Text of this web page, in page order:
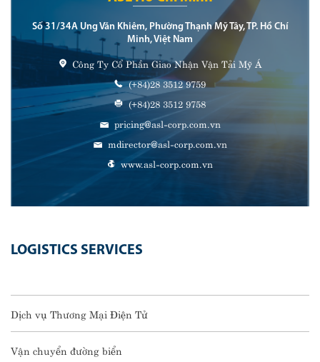
Số 31/34A Ung Văn Khiêm, Phường Thạnh Mỹ Tây, TP. Hồ Chí
Minh, Việt Nam
Công Ty Cổ Phần Giao Nhận Vận Tải Mỹ Á
(+84)28 3512 9759
(+84)28 3512 9758
pricing@asl-corp.com.vn
mdirector@asl-corp.com.vn
www.asl-corp.com.vn
LOGISTICS SERVICES
Dịch vụ Thương Mại Điện Tử
Vận chuyển đường biển